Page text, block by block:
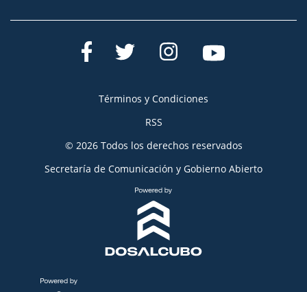
Términos y Condiciones
RSS
© 2026 Todos los derechos reservados
Secretaría de Comunicación y Gobierno Abierto